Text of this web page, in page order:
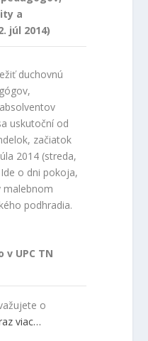
a
júl 2014)
duchovnú
uskutoční od
začiatok
2014 (streda,
o dni pokoja,
malebnom
podhradia.
UPC TN
o
viac…